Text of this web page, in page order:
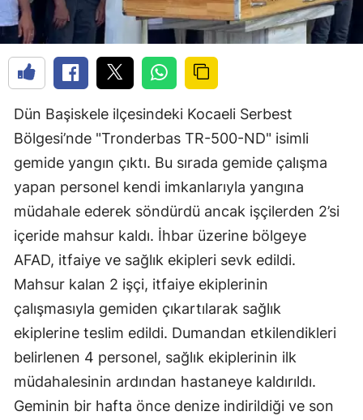
Dün Başiskele ilçesindeki Kocaeli Serbest
Bölgesi’nde "Tronderbas TR-500-ND" isimli
gemide yangın çıktı. Bu sırada gemide çalışma
yapan personel kendi imkanlarıyla yangına
müdahale ederek söndürdü ancak işçilerden 2’si
içeride mahsur kaldı. İhbar üzerine bölgeye
AFAD, itfaiye ve sağlık ekipleri sevk edildi.
Mahsur kalan 2 işçi, itfaiye ekiplerinin
çalışmasıyla gemiden çıkartılarak sağlık
ekiplerine teslim edildi. Dumandan etkilendikleri
belirlenen 4 personel, sağlık ekiplerinin ilk
müdahalesinin ardından hastaneye kaldırıldı.
Geminin bir hafta önce denize indirildiği ve son